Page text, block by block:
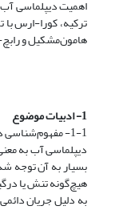
اهمیت دیپلماسی
ترکیه، کورا-ارس با
هامون‌مشکیل و
1- ادبیات موضوع
1-1- مفهوم‌شناسی دیپلماسی آب
دیپلماسی آب به
بسیار به آن توجه
هیچ‌گونه تنش یا
به دلیل جریان